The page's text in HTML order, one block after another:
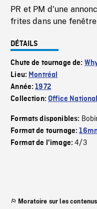
PR et PM d'une
frites dans une
DÉTAILS
Chute de tournage de:
Lieu: Montréal
Année:1972
Collection:Office
Formats disponibles:
Format de tournage:
Format de l'image:4/3
Moratoire sur les